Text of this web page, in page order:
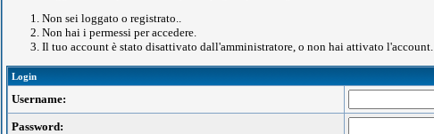
Non sei loggato o registrato..
Non hai i permessi per accedere.
Il tuo account è stato disattivato dall'amministratore, o non hai attivato l'account.
Login
Username:
Password: